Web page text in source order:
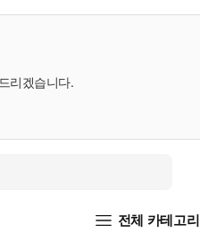
리겠습니다.
전체 카테고리